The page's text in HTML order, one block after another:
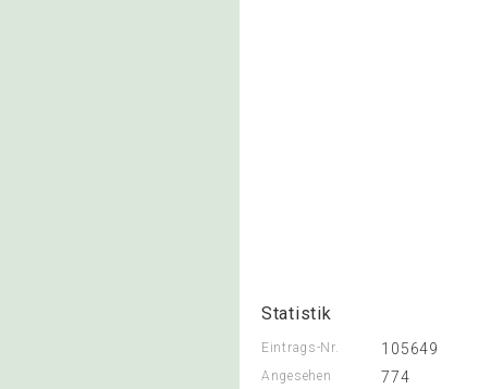
Statistik
Eintrags-Nr. 105649
Angesehen 774